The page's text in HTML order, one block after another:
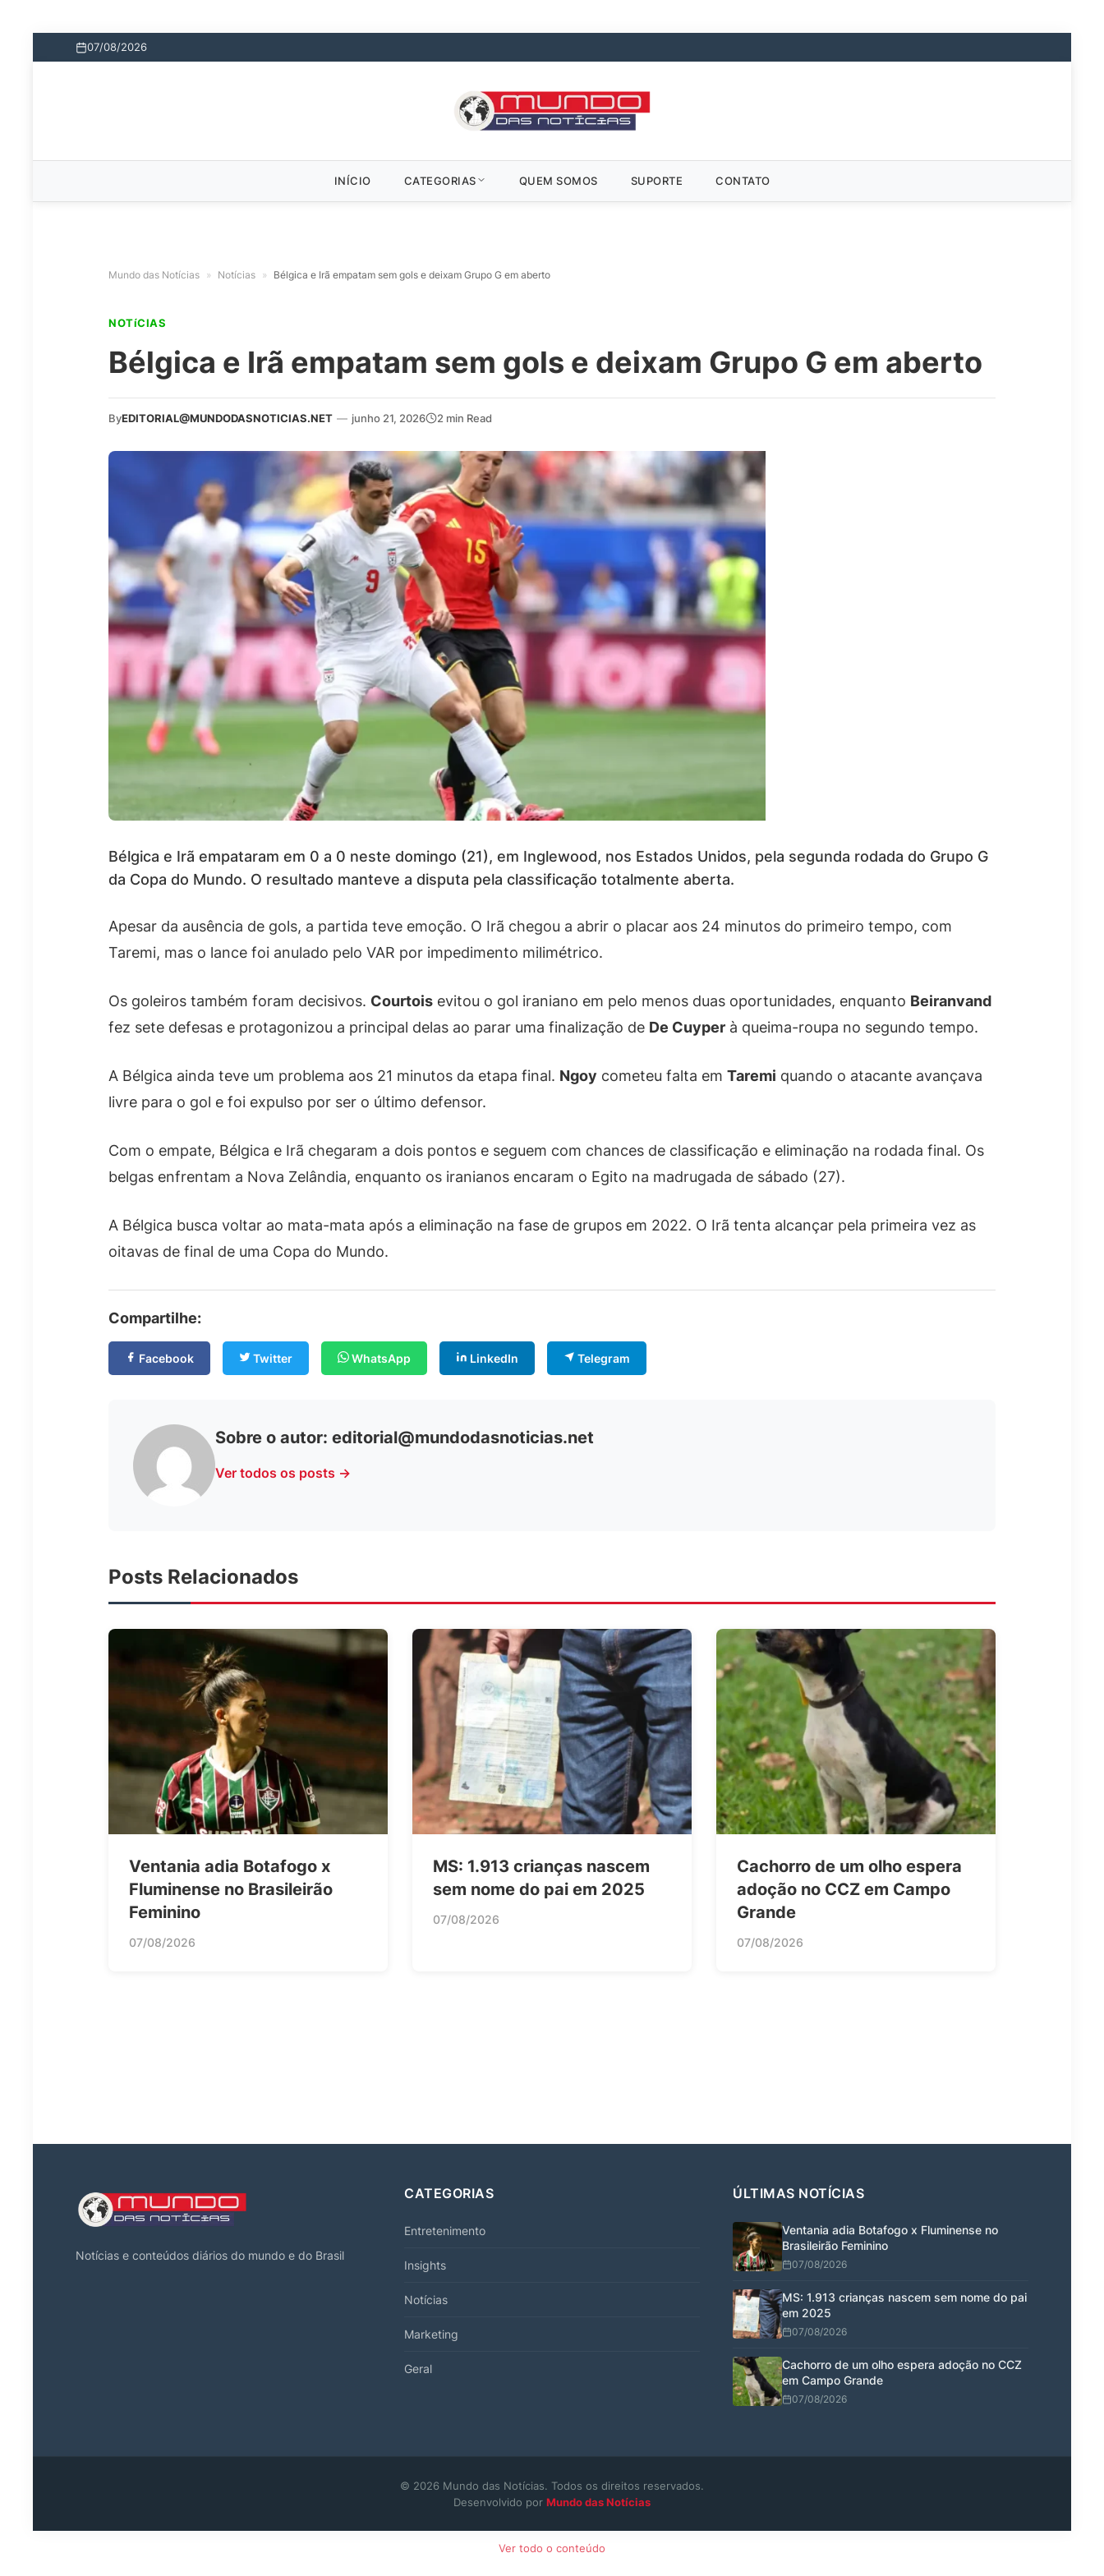
07/08/2026
INÍCIO CATEGORIAS QUEM SOMOS SUPORTE CONTATO
Mundo das Notícias » Notícias » Bélgica e Irã empatam sem gols e deixam Grupo G em aberto
NOTíCIAS
Bélgica e Irã empatam sem gols e deixam Grupo G em aberto
ByEDITORIAL@MUNDODASNOTICIAS.NET — junho 21, 2026 2 min Read
Bélgica e Irã empataram em 0 a 0 neste domingo (21), em Inglewood, nos Estados Unidos, pela segunda rodada do Grupo G
da Copa do Mundo. O resultado manteve a disputa pela classificação totalmente aberta.
Apesar da ausência de gols, a partida teve emoção. O Irã chegou a abrir o placar aos 24 minutos do primeiro tempo, com
Taremi, mas o lance foi anulado pelo VAR por impedimento milimétrico.
Os goleiros também foram decisivos. Courtois evitou o gol iraniano em pelo menos duas oportunidades, enquanto Beiranvand
fez sete defesas e protagonizou a principal delas ao parar uma finalização de De Cuyper à queima-roupa no segundo tempo.
A Bélgica ainda teve um problema aos 21 minutos da etapa final. Ngoy cometeu falta em Taremi quando o atacante avançava
livre para o gol e foi expulso por ser o último defensor.
Com o empate, Bélgica e Irã chegaram a dois pontos e seguem com chances de classificação e eliminação na rodada final. Os
belgas enfrentam a Nova Zelândia, enquanto os iranianos encaram o Egito na madrugada de sábado (27).
A Bélgica busca voltar ao mata-mata após a eliminação na fase de grupos em 2022. O Irã tenta alcançar pela primeira vez as
oitavas de final de uma Copa do Mundo.
Compartilhe:
Facebook Twitter WhatsApp LinkedIn Telegram
Sobre o autor: editorial@mundodasnoticias.net
Ver todos os posts →
Posts Relacionados
Ventania adia Botafogo x
Fluminense no Brasileirão
Feminino
07/08/2026
MS: 1.913 crianças nascem
sem nome do pai em 2025
07/08/2026
Cachorro de um olho espera
adoção no CCZ em Campo
Grande
07/08/2026
Notícias e conteúdos diários do mundo e do Brasil
CATEGORIAS
Entretenimento
Insights
Notícias
Marketing
Geral
ÚLTIMAS NOTÍCIAS
Ventania adia Botafogo x Fluminense no
Brasileirão Feminino
07/08/2026
MS: 1.913 crianças nascem sem nome do pai
em 2025
07/08/2026
Cachorro de um olho espera adoção no CCZ
em Campo Grande
07/08/2026
© 2026 Mundo das Notícias. Todos os direitos reservados.
Desenvolvido por Mundo das Notícias
Ver todo o conteúdo